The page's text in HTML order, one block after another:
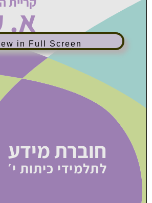
View in Full Screen